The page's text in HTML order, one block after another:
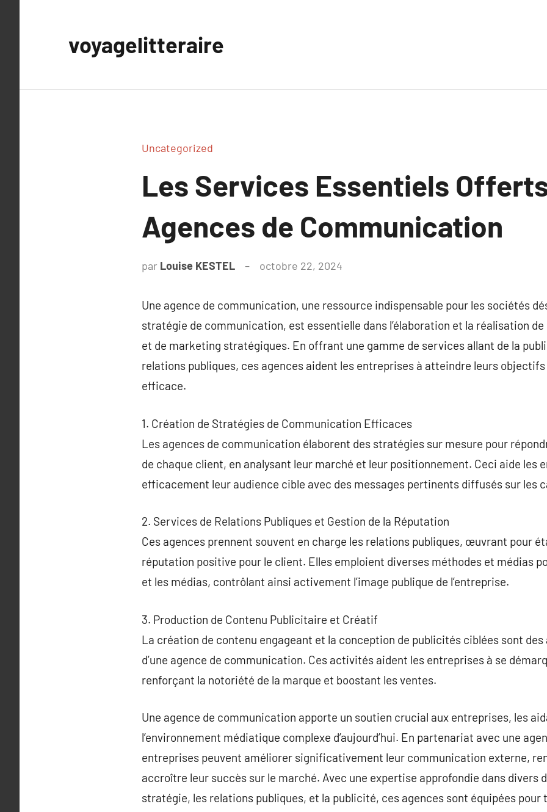
voyagelitteraire
Uncategorized
Les Services Essentiels
Agences de Communication
par Louise KESTEL octobre 22, 2024
Une agence de communication, une ressource indispensable pour les sociétés
stratégie de communication, est essentielle dans l’élaboration et la réalisation
et de marketing stratégiques. En offrant une gamme de services allant de la
relations publiques, ces agences aident les entreprises à atteindre leurs
efficace.
1. Création de Stratégies de Communication Efficaces
Les agences de communication élaborent des stratégies sur mesure pour
de chaque client, en analysant leur marché et leur positionnement. Ceci aide les
efficacement leur audience cible avec des messages pertinents diffusés sur les
2. Services de Relations Publiques et Gestion de la Réputation
Ces agences prennent souvent en charge les relations publiques, œuvrant pour
réputation positive pour le client. Elles emploient diverses méthodes et médias
et les médias, contrôlant ainsi activement l’image publique de l’entreprise.
3. Production de Contenu Publicitaire et Créatif
La création de contenu engageant et la conception de publicités ciblées sont
d’une agence de communication. Ces activités aident les entreprises à se
renforçant la notoriété de la marque et boostant les ventes.
Une agence de communication apporte un soutien crucial aux entreprises, les
l’environnement médiatique complexe d’aujourd’hui. En partenariat avec une
entreprises peuvent améliorer significativement leur communication externe,
accroître leur succès sur le marché. Avec une expertise approfondie dans divers
stratégie, les relations publiques, et la publicité, ces agences sont équipées pour